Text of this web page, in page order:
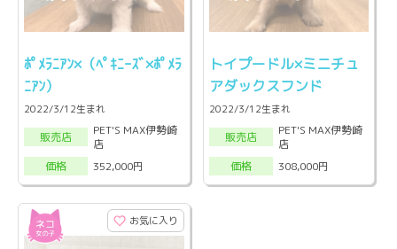
ﾎﾟﾒﾗﾆｱﾝ×（ﾍﾟｷﾆｰｽﾞ×ﾎﾟﾒﾗ
ﾆｱﾝ）
2022/3/12生まれ
販売店
PET'S MAX伊勢崎
店
価格
352,000円
トイプードル×ミニチュ
アダックスフンド
2022/3/12生まれ
販売店
PET'S MAX伊勢崎
店
価格
308,000円
お気に入り